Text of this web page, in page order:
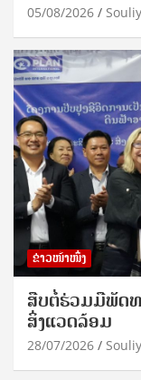
05/08/2026
ຂ່າວໜ້າໜຶ່ງ
ສືບຕໍ່ຮ່ວມມືພັດ
ສິ່ງແວດລ້ອມ
28/07/2026